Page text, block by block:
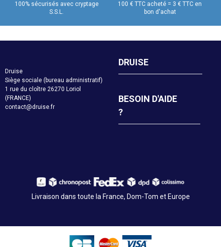
100% sécurisés avec cryptage
S.S.L.
100 € TTC acheté = 3 € TTC en
bon d'achat
Druise
Siège sociale (bureau administratif)
1 rue du cloître 26270 Loriol
(FRANCE)
contact@druise.fr
DRUISE
BESOIN D'AIDE
?
Livraison dans toute la France, Dom-Tom et Europe